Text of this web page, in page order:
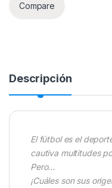
Compare
Descripción
El fútbol es el
cautiva multitudes
Pero…
¡Cuáles son sus